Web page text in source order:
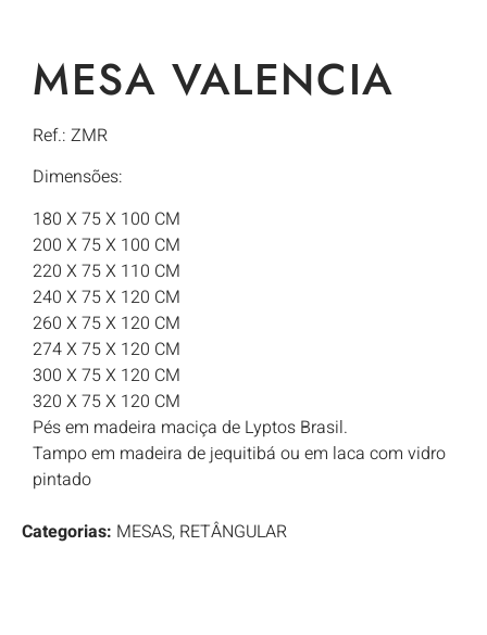
MESA VALENCIA
Ref.: ZMR
Dimensões:
180 X 75 X 100 CM
200 X 75 X 100 CM
220 X 75 X 110 CM
240 X 75 X 120 CM
260 X 75 X 120 CM
274 X 75 X 120 CM
300 X 75 X 120 CM
320 X 75 X 120 CM
Pés em madeira maciça de Lyptos Brasil.
Tampo em madeira de jequitibá ou em laca com vidro
pintado
Categorias: MESAS, RETÂNGULAR